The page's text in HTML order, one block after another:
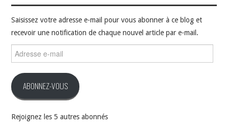
Saisissez votre adresse e-mail pour vous abonner à ce blog et
recevoir une notification de chaque nouvel article par e-mail.
e-
ABONNEZ-VOUS
Rejoignez les 5 autres abonnés